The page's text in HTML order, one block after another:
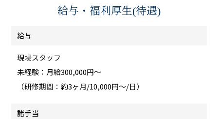
給与・福利厚生(待遇)
給与
現場スタッフ
未経験：月給300,000円～
（研修期間：約3ヶ月/10,000円〜/日）
諸手当